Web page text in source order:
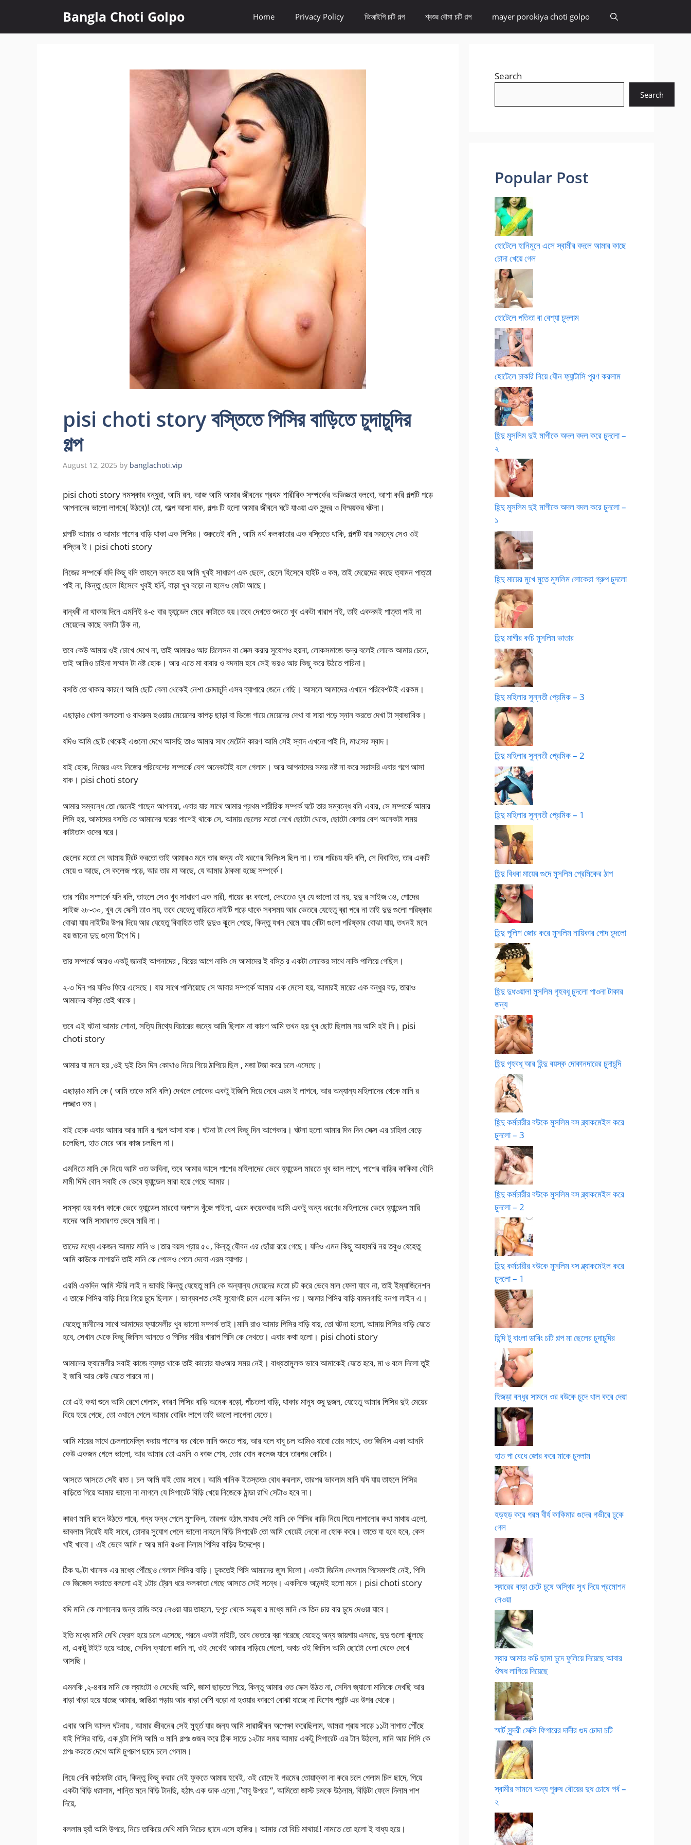
content
Bangla Choti Golpo Home Privacy Policy ভিআইপি চটি গল্প শ্বশুর বৌমা চটি গল্প mayer porokiya choti golpo
pisi choti story বস্তিতে পিসির বাড়িতে চুদাচুদির
গল্প
August 12, 2025 by banglachoti.vip
pisi choti story নমস্কার বন্ধুরা, আমি রন, আজ আমি আমার জীবনের প্রথম শারীরিক সম্পর্কের অভিজ্ঞতা বলবো, আশা করি গল্পটি পড়ে
আপনাদের ভালো লাগবে( উঠবে)! তো, গল্পে আসা যাক, গল্পঃ টি হলো আমার জীবনে ঘটে যাওয়া এক সুন্দর ও বিস্ময়কর ঘটনা।
গল্পটি আমার ও আমার পাশের বাড়ি থাকা এক পিসির। শুরুতেই বলি , আমি নর্থ কলকাতার এক বস্তিতে থাকি, গল্পটি যার সমন্ধে সেও ওই
বস্তির ই। pisi choti story
নিজের সম্পর্কে যদি কিছু বলি তাহলে বলতে হয় আমি খুবই সাধারণ এক ছেলে, ছেলে হিসেবে হাইট ও কম, তাই মেয়েদের কাছে ত্যামন পাত্তা
পাই না, কিন্তু ছেলে হিসেবে খুবই হর্নি, বাড়া খুব বড়ো না হলেও মোটা আছে।
বান্ধবী না থাকায় দিনে এমনিই ৪-৫ বার হ্যান্ডেল মেরে কাটাতে হয়।তবে দেখতে শুনতে খুব একটা খারাপ নই, তাই একদমই পাত্তা পাই না
মেয়েদের কাছে বলাটা ঠিক না,
তবে কেউ আমায় ওই চোখে দেখে না, তাই আমারও আর রিলেসন বা সেক্স করার সুযোগও হয়না, লোকসমাজে ভদ্র বলেই লোকে আমায় চেনে,
তাই আমিও চাইনা সম্মান টা নষ্ট হোক। আর এতে মা বাবার ও বদনাম হবে সেই ভয়ও আর কিছু করে উঠতে পারিনা।
বসতি তে থাকার কারণে আমি ছোট বেলা থেকেই নেশা চোদাচূদি এসব ব্যাপারে জেনে গেছি। আসলে আমাদের এখানে পরিবেশটাই এরকম।
এছাড়াও খোলা কলতলা ও বাথরুম হওয়ায় মেয়েদের কাপড় ছাড়া বা ভিজে গায়ে মেয়েদের দেখা বা সায়া পড়ে স্নান করতে দেখা টা স্বাভাবিক।
যদিও আমি ছোট থেকেই এগুলো দেখে আসছি তাও আমার সাধ মেটেনি কারণ আমি সেই স্বাদ এখনো পাই নি, মাংসের স্বাদ।
যাই হোক, নিজের এবং নিজের পরিবেশের সম্পর্কে বেশ অনেকটাই বলে গেলাম। আর আপনাদের সময় নষ্ট না করে সরাসরি এবার গল্পে আসা
যাক। pisi choti story
আমার সম্বন্ধে তো জেনেই গাছেন আপনারা, এবার যার সাথে আমার প্রথম শারীরিক সম্পর্ক ঘটে তার সম্বন্ধে বলি এবার, সে সম্পর্কে আমার
পিসি হয়, আমাদের বসতি তে আমাদের ঘরের পাশেই থাকে সে, আমায় ছেলের মতো দেখে ছোটো থেকে, ছোটো বেলায় বেশ অনেকটা সময়
কাটাতাম ওদের ঘরে।
ছেলের মতো সে আমায় ট্রিট করতো তাই আমারও মনে তার জন্য ওই ধরণের ফিলিংস ছিল না। তার পরিচয় যদি বলি, সে বিবাহিত, তার একটি
মেয়ে ও আছে, সে কলেজ পড়ে, আর তার মা আছে, যে আমার ঠাকমা হচ্ছে সম্পর্কে।
তার শরীর সম্পর্কে যদি বলি, তাহলে সেও খুব সাধারণ এক নারী, গায়ের রং কালো, দেখতেও খুব যে ভালো তা নয়, দুদু র সাইজ ৩৪, পোদের
সাইজ ২৮-৩০, খুব যে সেক্সী তাও নয়, তবে যেহেতু বাড়িতে নাইটি পড়ে থাকে সবসময় আর ভেতরে যেহেতু ব্রা পরে না তাই দুদু গুলো পরিষ্কার
বোঝা যায় নাইটির উপর দিয়ে আর যেহেতু বিবাহিত তাই দুদুও ঝুলে গেছে, কিন্তু যখন ঘেমে যায় বোঁটা গুলো পরিষ্কার বোঝা যায়, তখনই মনে
হয় জানো দুদু গুলো টিপে দি।
তার সম্পর্কে আরও একটু জানাই আপনাদের , বিয়ের আগে নাকি সে আমাদের ই বস্তি র একটা লোকের সাথে নাকি পালিয়ে গেছিল।
২-৩ দিন পর যদিও ফিরে এসেছে। যার সাথে পালিয়েছে সে আবার সম্পর্কে আমার এক মেসো হয়, আমারই মায়ের এক বন্ধুর বড়, তারাও
আমাদের বস্তি তেই থাকে।
তবে এই ঘটনা আমার শোনা, সত্যি মিথ্যে বিচারের জন্যে আমি ছিলাম না কারণ আমি তখন হয় খুব ছোট ছিলাম নয় আমি হই নি। pisi
choti story
আমার যা মনে হয় ,ওই দুই তিন দিন কোথাও নিয়ে গিয়ে ঠাপিয়ে ছিল , মজা টজা করে চলে এসেছে।
এছাড়াও মানি কে ( আমি তাকে মানি বলি) দেখলে লোকের একটু ইজিলি দিয়ে দেবে এরম ই লাগবে, আর অন্যান্য মহিলাদের থেকে মানি র
লজ্জাও কম।
যাই হোক এবার আমার আর মানি র গল্পে আসা যাক। ঘটনা টা বেশ কিছু দিন আগেকার। ঘটনা হলো আমার দিন দিন সেক্স এর চাহিদা বেড়ে
চলেছিল, হাত মেরে আর কাজ চলছিল না।
এমনিতে মানি কে নিয়ে আমি ওত ভাবিনা, তবে আমার আসে পাশের মহিলাদের ভেবে হ্যান্ডেল মারতে খুব ভাল লাগে, পাশের বাড়ির কাকিমা বৌদি
মামী দিদি বোন সবাই কে ভেবে হ্যান্ডেল মারা হয়ে গেছে আমার।
সমস্যা হয় যখন কাকে ভেবে হ্যান্ডেল মারবো অপশন খুঁজে পাইনা, এরম কয়েকবার আমি একটু অন্য ধরণের মহিলাদের ভেবে হ্যান্ডেল মারি
যাদের আমি সাধারণত ভেবে মারি না।
তাদের মধ্যে একজন আমার মানি ও।তার বয়স প্রায় ৫০, কিন্তু যৌবন এর ছোঁয়া রয়ে গেছে। যদিও এমন কিছু আহামরি নয় তবুও যেহেতু
আমি কাউকে লাগায়নি তাই মানি কে পেলেও পেলে দেবো এরম ব্যাপার।
এরমি একদিন আমি স্টরি লাই ন ভাবছি কিন্তু যেহেতু মানি কে অন্যান্য মেয়েদের মতো চট করে ভেবে মাল ফেলা যাবে না, তাই ইম্যাজিনেশন
এ তাকে পিসির বাড়ি নিয়ে গিয়ে চুদে ছিলাম। ভাগ্যবশত সেই সুযোগই চলে এলো কদিন পর। আমার পিসির বাড়ি বামনগাছি বনগা লাইন এ।
যেহেতু মানীদের সাথে আমাদের ফ্যামেলীর খুব ভালো সম্পর্ক তাই।মানি রাও আমার পিসির বাড়ি যায়, তো ঘটনা হলো, আমায় পিসির বাড়ি যেতে
হবে, সেখান থেকে কিছু জিনিস আনতে ও পিসির শরীর খারাপ পিসি কে দেখতে। এবার কথা হলো। pisi choti story
আমাদের ফ্যামেলীর সবাই কাজে ব্যস্ত থাকে তাই কারোর যাওআর সময় নেই। বাধ্যতামূলক ভাবে আমাকেই যেতে হবে, মা ও বলে দিলো তুই
ই জাবি আর কেউ যেতে পারবে না।
তো এই কথা শুনে আমি রেগে গেলাম, কারণ পিসির বাড়ি অনেক বড়ো, পাঁচতলা বাড়ি, থাকার মানুষ শুধু দুজন, যেহেতু আমার পিসির দুই মেয়ের
বিয়ে হয়ে গেছে, তো ওখানে গেলে আমার বোরিং লাগে তাই ভালো লাগেনা যেতে।
আমি মায়ের সাথে চেললামেল্লি করায় পাশের ঘর থেকে মানি শুনতে পায়, আর বলে বাবু চল আমিও যাবো তোর সাথে, ওত জিনিস একা আনবি
কেউ একজন গেলে ভালো, আর আমার তো এমনি ও কাজ শেষ, তোর বোন কলেজ যাবে তারপর কোচিং।
আসতে আসতে সেই রাত। চল আমি যাই তোর সাথে। আমি খানিক ইতস্ততঃ বোধ করলাম, তারপর ভাবলাম মানি যদি যায় তাহলে পিসির
বাড়িতে গিয়ে আমার ভালো না লাগলে যে সিগারেট বিড়ি খেয়ে নিজেকে ঠান্ডা রাখি সেটাও হবে না।
কারণ মানি ছাদে উঠতে পারে, গন্ধ ফন্ধ পেলে মুশকিল, তারপর হঠাৎ মাথায় সেই মানি কে পিসির বাড়ি নিয়ে গিয়ে লাগানোর কথা মাথায় এলো,
ভাবলাম নিয়েই যাই সাথে, চোদার সুযোগ পেলে ভালো নাহলে বিড়ি সিগারেট তো আমি খেয়েই নেবো না হোক করে। তাতে যা হবে হবে, কেস
খাই খাবো। এই ভেবে আমি r আর মানি রওনা দিলাম পিসির বাড়ির উদ্দেশ্যে।
ঠিক ঘণ্টা খানেক এর মধ্যে পৌঁছেও গেলাম পিসির বাড়ি। ঢুকতেই পিসি আমাদের জুস দিলো। একটা জিনিস দেখলাম পিসেমশাই নেই, পিসি
কে জিজ্ঞেস করাতে বললো এই ১টার ট্রেন ধরে কলকাতা গেছে আসতে সেই সন্ধে। একদিকে আনন্দই হলো মনে। pisi choti story
যদি মানি কে লাগানোর জন্য রাজি করে নেওয়া যায় তাহলে, দুপুর থেকে সন্ধ্যা র মধ্যে মানি কে তিন চার বার চুদে দেওয়া যাবে।
ইতি মধ্যে মানি দেখি ফ্রেশ হয়ে চলে এসেছে, পরনে একটা নাইটি, তবে ভেতরে ব্রা পরেছে যেহেতু অন্য জায়গায় এসছে, দুদু গুলো ঝুলছে
না, একটু টাইট হয়ে আছে, সেদিন ক্যানো জানি না, ওই দেখেই আমার দাড়িয়ে গেলো, অথচ ওই জিনিস আমি ছোটো বেলা থেকে দেখে
আসছি।
এমনকি ,২-৪বার মানি কে ল্যাংটো ও দেখেছি আমি, জামা ছাড়তে গিয়ে, কিন্তু আমার ওত সেক্স উঠত না, সেদিন জ্যানো মানিকে দেখছি আর
বাড়া খাড়া হয়ে যাচ্ছে আমার, জাঙিয়া পড়ায় আর বাড়া বেশি বড়ো না হওয়ার কারণে বোঝা যাচ্ছে না বিশেষ প্যান্ট এর উপর থেকে।
এবার আসি আসল ঘটনায় , আমার জীবনের সেই মুহূর্ত যার জন্য আমি সারাজীবন অপেক্ষা করেছিলাম, আমরা প্রায় সাড়ে ১১টা নাগাত পৌঁছে
যাই পিসির বাড়ি, এক ঘন্টা পিসি আমি ও মানি গল্পঃ গুজব করে ঠিক সাড়ে ১২টার সময় আমার একটু সিগারেট এর টান উঠলো, মানি আর পিসি কে
গল্পঃ করতে দেখে আমি চুপচাপ ছাদে চলে গেলাম।
গিয়ে দেখি কাঠফাটা রোদ, কিন্তু কিছু করার নেই ফুকতে আমায় হবেই, ওই রোদে ই গরমের তোয়াক্কা না করে চলে গেলাম চিল ছাদে, গিয়ে
একটা বিড়ি ধরালাম, শান্তি মনে বিড়ি টানছি, হঠাৎ এক ডাক এলো ,”বাবু উপরে “, আমিতো জাস্ট চমকে উঠলাম, বিড়িটা ফেলে দিলাম পাশ
দিয়ে,
বললাম হ্যাঁ আমি উপরে, নিচে তাকিয়ে দেখি মানি নিচের ছাদে এসে হাজির। আমার তো বিচি মাথায়!! নামতে তো হলো ই বাধ্য হয়ে।
Search
Search
Popular Post
হোটেলে হানিমুনে এসে স্বামীর বদলে আমার কাছে
চোদা খেয়ে গেল
হোটেলে পতিতা বা বেশ্যা চুদলাম
হোটেলে চাকরি নিয়ে যৌন ফ্যান্টাসি পূরণ করলাম
হিন্দু মুসলিম দুই মাগীকে অদল বদল করে চুদলো –
২
হিন্দু মুসলিম দুই মাগীকে অদল বদল করে চুদলো –
১
হিন্দু মায়ের মুখে মুতে মুসলিম লোকেরা গ্রুপ চুদলো
হিন্দু মাগীর কচি মুসলিম ভাতার
হিন্দু মহিলার সুন্নতী প্রেমিক – 3
হিন্দু মহিলার সুন্নতী প্রেমিক – 2
হিন্দু মহিলার সুন্নতী প্রেমিক – 1
হিন্দু বিধবা মায়ের গুদে মুসলিম প্রেমিকের ঠাপ
হিন্দু পুলিশ জোর করে মুসলিম নায়িকার পোদ চুদলো
হিন্দু দুধওয়ালা মুসলিম গৃহবধূ চুদলো পাওনা টাকার
জন্য
হিন্দু গৃহবধূ আর হিন্দু বয়স্ক দোকানদারের চুদাচুদি
হিন্দু কর্মচারীর বউকে মুসলিম বস ব্ল্যাকমেইল করে
চুদলো – 3
হিন্দু কর্মচারীর বউকে মুসলিম বস ব্ল্যাকমেইল করে
চুদলো – 2
হিন্দু কর্মচারীর বউকে মুসলিম বস ব্ল্যাকমেইল করে
চুদলো – 1
হিন্দি টু বাংলা ডাবিং চটি গল্প মা ছেলের চুদাচুদির
হিজড়া বন্ধুর সামনে ওর বউকে চুদে খাল করে দেয়া
হাত পা বেধে জোর করে মাকে চুদলাম
হড়হড় করে গরম বীর্য কাকিমার গুদের গভীরে ঢুকে
গেল
স্যারের বাড়া চেটে চুষে অস্থির সুখ দিয়ে প্রমোশন
নেওয়া
স্যার আমার কচি ছামা চুদে ফুলিয়ে দিয়েছে আবার
ঔষধ লাগিয়ে দিয়েছে
স্মার্ট সুন্দরী সেক্সি ফিগারের দাদীর গুদ চোদা চটি
স্বামীর সামনে অন্য পুরুষ বৌয়ের দুধ চোষে পর্ব –
২